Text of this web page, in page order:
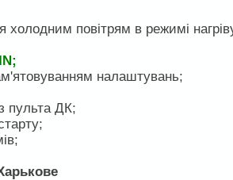
повітрям в режимі
налаштувань;
пульта ДК;